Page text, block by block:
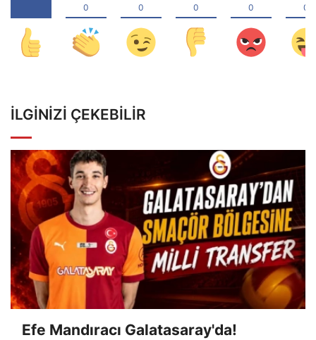
İLGINIZI ÇEKEBILIR
Efe Mandıracı Galatasaray'da!